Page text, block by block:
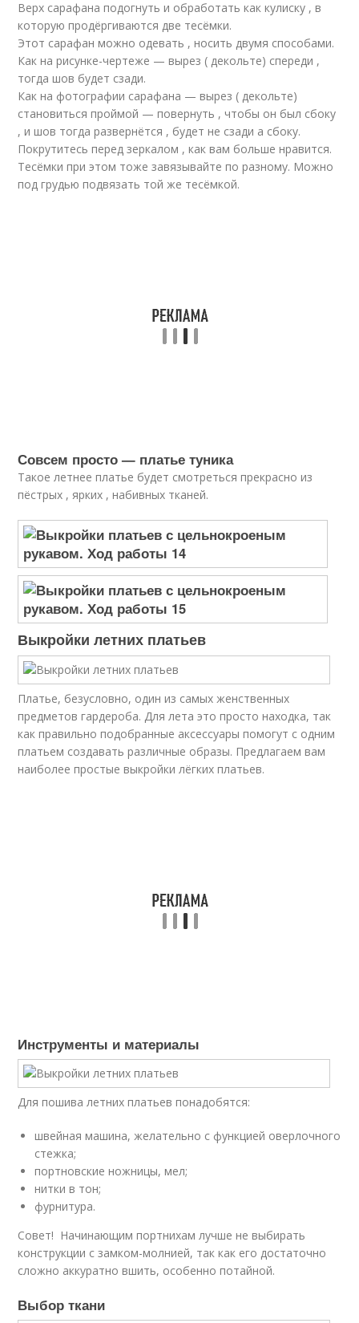
Верх сарафана подогнуть и обработать как кулиску , в
которую продёргиваются две тесёмки.
Этот сарафан можно одевать , носить двумя способами.
Как на рисунке-чертеже — вырез ( декольте) спереди ,
тогда шов будет сзади.
Как на фотографии сарафана — вырез ( декольте)
становиться проймой — повернуть , чтобы он был сбоку
, и шов тогда развернётся , будет не сзади а сбоку.
Покрутитесь перед зеркалом , как вам больше нравится.
Тесёмки при этом тоже завязывайте по разному. Можно
под грудью подвязать той же тесёмкой.
Совсем просто — платье туника
Такое летнее платье будет смотреться прекрасно из
пёстрых , ярких , набивных тканей.
Выкройки летних платьев
Платье, безусловно, один из самых женственных
предметов гардероба. Для лета это просто находка, так
как правильно подобранные аксессуары помогут с одним
платьем создавать различные образы. Предлагаем вам
наиболее простые выкройки лёгких платьев.
Инструменты и материалы
Для пошива летних платьев понадобятся:
швейная машина, желательно с функцией оверлочного
стежка;
портновские ножницы, мел;
нитки в тон;
фурнитура.
Совет! Начинающим портнихам лучше не выбирать
конструкции с замком-молнией, так как его достаточно
сложно аккуратно вшить, особенно потайной.
Выбор ткани